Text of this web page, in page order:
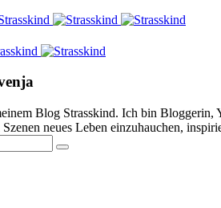
Blog Strasskind. Ich bin Bloggerin,
neues Leben einzuhauchen,